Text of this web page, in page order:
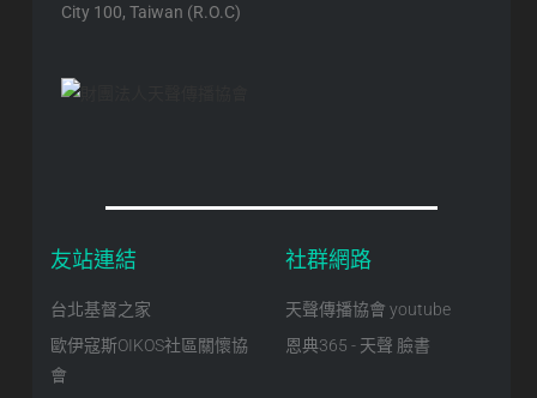
City 100, Taiwan (R.O.C)
友站連結
台北基督之家
歐伊寇斯OIKOS社區關懷協
會
社群網路
天聲傳播協會 youtube
恩典365 - 天聲 臉書